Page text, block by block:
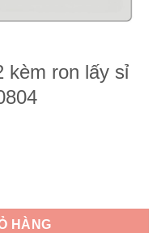
kèm ron lấy sỉ
sỉ Zalo+hotline
HÀNG